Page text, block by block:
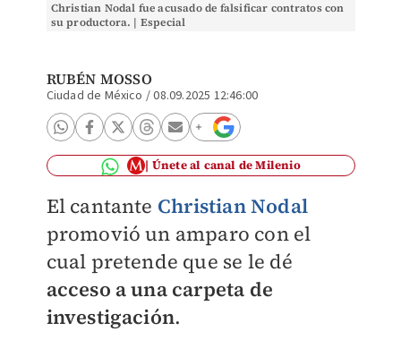
Christian Nodal fue acusado de falsificar contratos con
su productora. | Especial
RUBÉN MOSSO
Ciudad de México /08.09.2025 12:46:00
Únete al canal de Milenio
El cantante Christian Nodal
promovió un amparo con el
cual pretende que se le dé
acceso a una carpeta de
investigación.